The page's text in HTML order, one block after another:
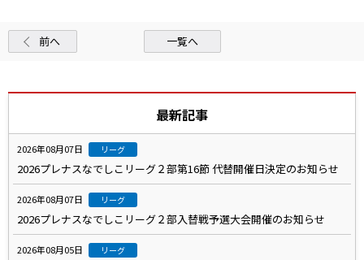
前へ 一覧へ
最新記事
2026年08月07日 リーグ
2026プレナスなでしこリーグ２部第16節 代替開催日決定のお知らせ
2026年08月07日 リーグ
2026プレナスなでしこリーグ２部入替戦予選大会開催のお知らせ
2026年08月05日 リーグ